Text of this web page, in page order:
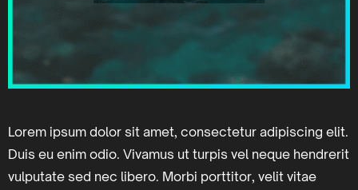
Lorem ipsum dolor sit amet, consectetur adipiscing elit.
Duis eu enim odio. Vivamus ut turpis vel neque hendrerit
vulputate sed nec libero. Morbi porttitor, velit vitae